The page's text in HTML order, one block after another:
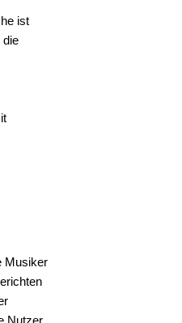
ist
die
Musiker
Nutzer